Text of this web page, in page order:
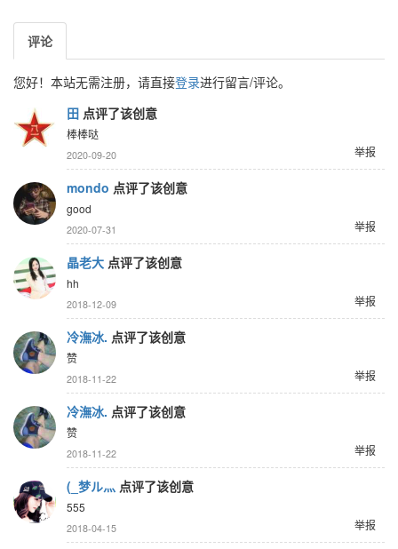
评论
您好！本站无需注册，请直接登录进行留言/评论。
田 点评了该创意
棒棒哒
举报
2020-09-20
mondo 点评了该创意
good
举报
2020-07-31
晶老大 点评了该创意
hh
举报
2018-12-09
冷潕冰. 点评了该创意
赞
举报
2018-11-22
冷潕冰. 点评了该创意
赞
举报
2018-11-22
(_梦ル灬 点评了该创意
555
举报
2018-04-15